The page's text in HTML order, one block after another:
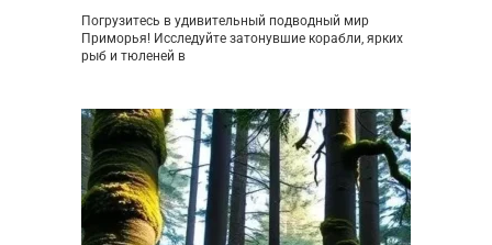
Погрузитесь в удивительный подводный мир
Приморья! Исследуйте затонувшие корабли, ярких
рыб и тюленей в